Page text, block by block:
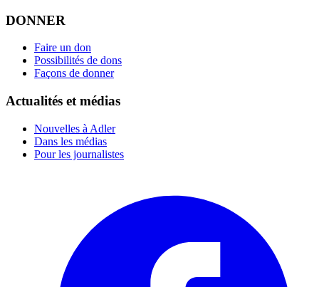
DONNER
Faire un don
Possibilités de dons
Façons de donner
Actualités et médias
Nouvelles à Adler
Dans les médias
Pour les journalistes